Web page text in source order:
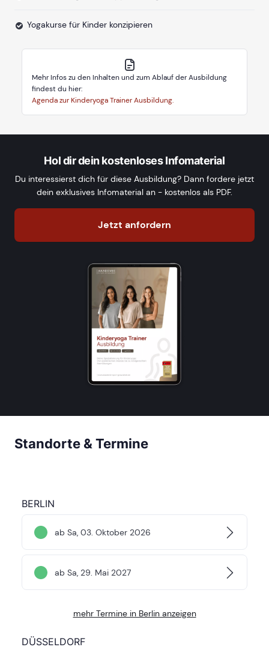
Yogakurse für Kinder konzipieren
Mehr Infos zu den Inhalten und zum Ablauf der Ausbildung
findest du hier:
Agenda zur Kinderyoga Trainer Ausbildung.
Hol dir dein kostenloses Infomaterial
Du interessierst dich für diese Ausbildung? Dann fordere jetzt
dein exklusives Infomaterial an - kostenlos als PDF.
Jetzt anfordern
Standorte & Termine
BERLIN
ab Sa, 03. Oktober 2026
ab Sa, 29. Mai 2027
mehr Termine in Berlin anzeigen
DÜSSELDORF